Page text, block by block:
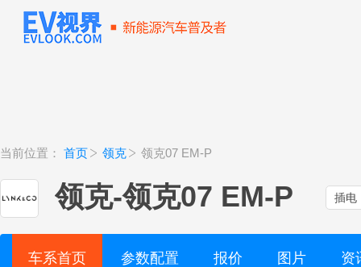
当前位置： 首页 领克 领克07 EM-P
领克-领克07 EM-P 插电
车系首页 参数配置 报价 图片 资